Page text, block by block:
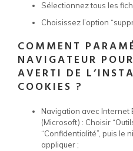
Sélectionnez tous les
Choisissez l’option
COMMENT
NAVIGATEUR
AVERTI DE
COOKIES ?
Navigation avec Internet
(Microsoft) : Choisir
“Confidentialité”, puis le
appliquer ;